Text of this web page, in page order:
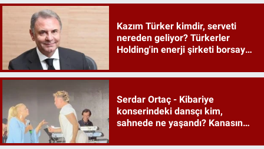
Kazım Türker kimdir, serveti
nereden geliyor? Türkerler
Holding'in enerji şirketi borsaya
Serdar Ortaç - Kibariye
konserindeki dansçı kim,
sahnede ne yaşandı? Kanasın